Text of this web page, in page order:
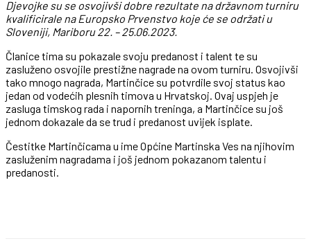
Djevojke su se osvojivši dobre rezultate na državnom turniru
kvalificirale na Europsko Prvenstvo koje će se održati u
Sloveniji, Mariboru 22. – 25.06.2023.
Članice tima su pokazale svoju predanost i talent te su
zasluženo osvojile prestižne nagrade na ovom turniru. Osvojivši
tako mnogo nagrada, Martinčice su potvrdile svoj status kao
jedan od vodećih plesnih timova u Hrvatskoj. Ovaj uspjeh je
zasluga timskog rada i napornih treninga, a Martinčice su još
jednom dokazale da se trud i predanost uvijek isplate.
Čestitke Martinčicama u ime Općine Martinska Ves na njihovim
zasluženim nagradama i još jednom pokazanom talentu i
predanosti.